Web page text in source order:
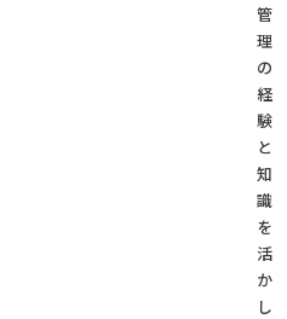
管
理
の
経
験
と
知
識
を
活
か
し